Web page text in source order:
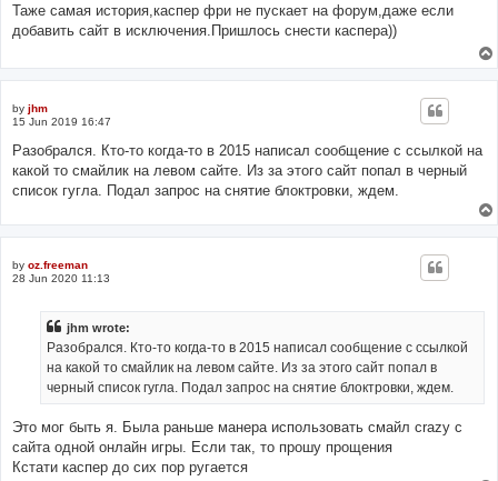
Таже самая история,каспер фри не пускает на форум,даже если
добавить сайт в исключения.Пришлось снести каспера))
by jhm
15 Jun 2019 16:47
Разобрался. Кто-то когда-то в 2015 написал сообщение с ссылкой на
какой то смайлик на левом сайте. Из за этого сайт попал в черный
список гугла. Подал запрос на снятие блоктровки, ждем.
by oz.freeman
28 Jun 2020 11:13
jhm wrote:
Разобрался. Кто-то когда-то в 2015 написал сообщение с ссылкой
на какой то смайлик на левом сайте. Из за этого сайт попал в
черный список гугла. Подал запрос на снятие блоктровки, ждем.
Это мог быть я. Была раньше манера использовать смайл crazy с
сайта одной онлайн игры. Если так, то прошу прощения
Кстати каспер до сих пор ругается